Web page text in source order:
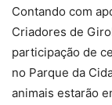
Contando com
Criadores de
participação de
no Parque da
animais estarão